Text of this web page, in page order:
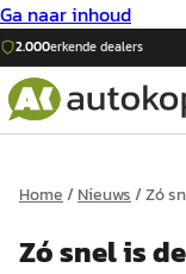
Ga naar inhoud
2.000erkende dealers
Home/Nieuws/Zó
Zó snel is